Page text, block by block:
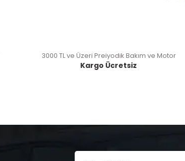
3000 TL ve Üzeri Preiyodik Bakım ve Motor
Kargo Ücretsiz